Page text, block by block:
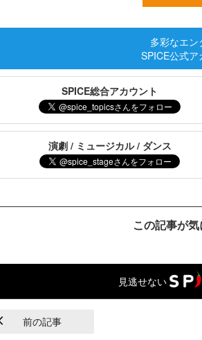
多彩なエ
SPICE公式ア
SPICE総合アカウント
演劇 / ミュージカル / ダンス
この記事が
見逃せない
前の記事